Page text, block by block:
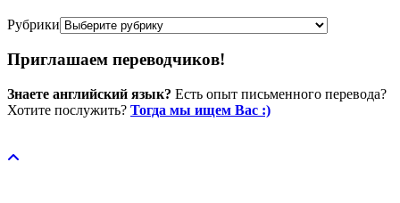
Рубрики
Приглашаем переводчиков!
Знаете английский язык? Есть опыт письменного перевода?
Хотите послужить? Тогда мы ищем Вас :)